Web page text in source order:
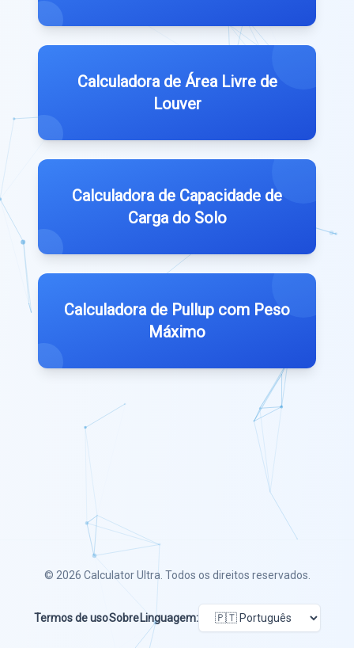
Calculadora de Área Livre de
Louver
Calculadora de Capacidade de
Carga do Solo
Calculadora de Pullup com Peso
Máximo
© 2026 Calculator Ultra . Todos os direitos reservados.
Termos de usoSobre Linguagem: